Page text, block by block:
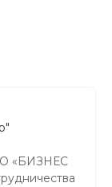
«БИЗНЕС